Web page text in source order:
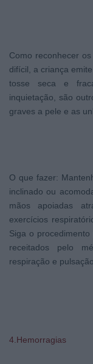
Como reconhecer
difícil, a criança
tosse seca e
inquietação, são
graves a pele e as
O que fazer:
inclinado ou
mãos apoiadas
exercícios
Siga o
receitados pelo
respiração e
4.Hemorragias